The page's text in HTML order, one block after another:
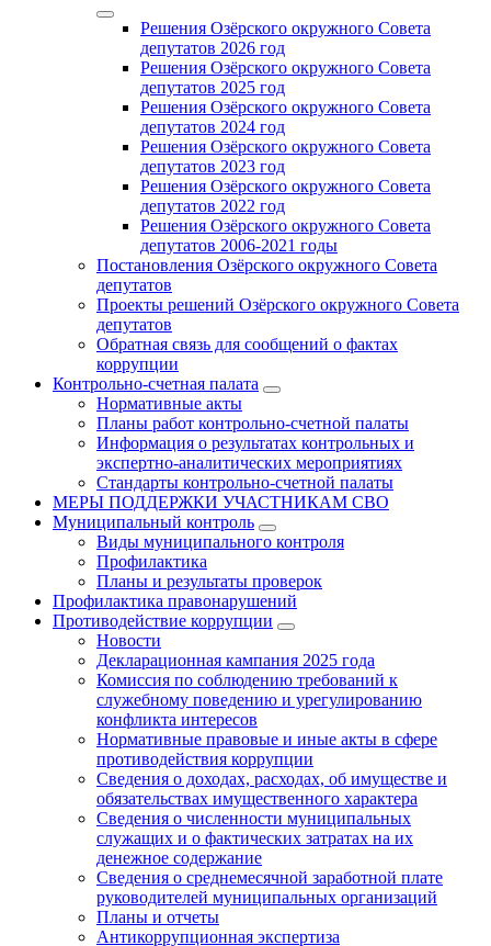
Решения Озёрского окружного Совета
депутатов 2026 год
Решения Озёрского окружного Совета
депутатов 2025 год
Решения Озёрского окружного Совета
депутатов 2024 год
Решения Озёрского окружного Совета
депутатов 2023 год
Решения Озёрского окружного Совета
депутатов 2022 год
Решения Озёрского окружного Совета
депутатов 2006-2021 годы
Постановления Озёрского окружного Совета
депутатов
Проекты решений Озёрского окружного Совета
депутатов
Обратная связь для сообщений о фактах
коррупции
Контрольно-счетная палата
Нормативные акты
Планы работ контрольно-счетной палаты
Информация о результатах контрольных и
экспертно-аналитических мероприятиях
Стандарты контрольно-счетной палаты
МЕРЫ ПОДДЕРЖКИ УЧАСТНИКАМ СВО
Муниципальный контроль
Виды муниципального контроля
Профилактика
Планы и результаты проверок
Профилактика правонарушений
Противодействие коррупции
Новости
Декларационная кампания 2025 года
Комиссия по соблюдению требований к
служебному поведению и урегулированию
конфликта интересов
Нормативные правовые и иные акты в сфере
противодействия коррупции
Сведения о доходах, расходах, об имуществе и
обязательствах имущественного характера
Сведения о численности муниципальных
служащих и о фактических затратах на их
денежное содержание
Сведения о среднемесячной заработной плате
руководителей муниципальных организаций
Планы и отчеты
Антикоррупционная экспертиза